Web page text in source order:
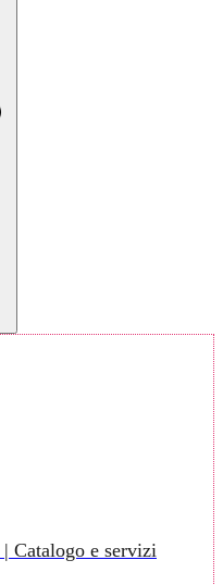
Catalogo e servizi